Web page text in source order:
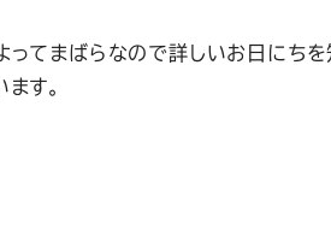
ってまばらなので詳しいお日にち
す。